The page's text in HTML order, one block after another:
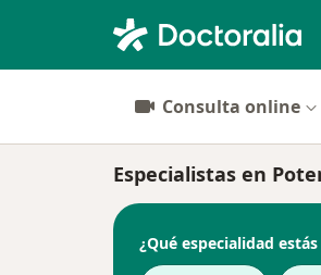
Consulta online
Especialistas en
¿Qué especialidad